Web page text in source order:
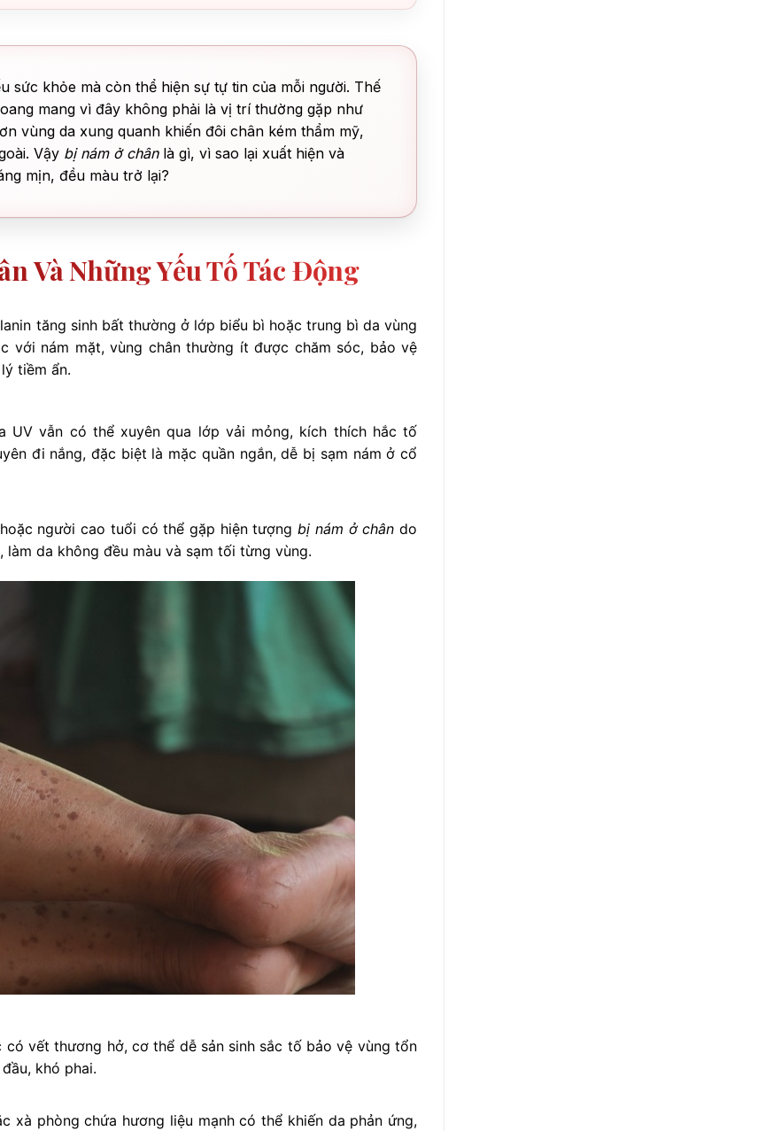
sức khỏe mà còn thể hiện sự tự tin của mỗi người. Thế
mang vì đây không phải là vị trí thường gặp như
vùng da xung quanh khiến đôi chân kém thẩm mỹ,
Vậy bị nám ở chânlà gì, vì sao lại xuất hiện và
mịn, đều màu trở lại?
Và Những Yếu Tố Tác Động
tăng sinh bất thường ở lớp biểu bì hoặc trung bì da vùng
với nám mặt, vùng chân thường ít được chăm sóc, bảo vệ
tiềm ẩn.
UV vẫn có thể xuyên qua lớp vải mỏng, kích thích hắc tố
đi nắng, đặc biệt là mặc quần ngắn, dễ bị sạm nám ở cổ
người cao tuổi có thể gặp hiện tượng bị nám ở chân do
da không đều màu và sạm tối từng vùng.
vết thương hở, cơ thể dễ sản sinh sắc tố bảo vệ vùng tổn
khó phai.
xà phòng chứa hương liệu mạnh có thể khiến da phản ứng,